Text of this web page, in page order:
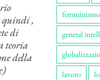
quindi ,
di
teoria
della
femminismo
general
lavoro